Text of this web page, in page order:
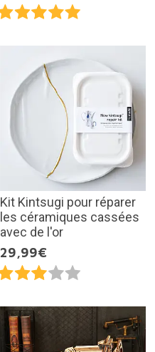
Kit Kintsugi pour réparer
les céramiques cassées
avec de l'or
29,99€